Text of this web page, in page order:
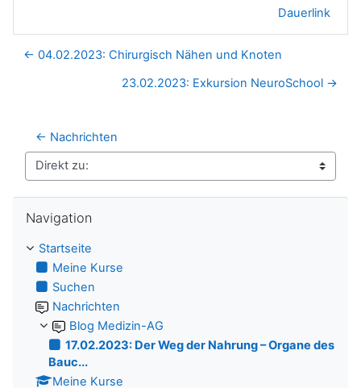
Dauerlink
← 04.02.2023: Chirurgisch Nähen und Knoten
23.02.2023: Exkursion NeuroSchool →
← Nachrichten
Direkt zu:
Navigation
Startseite
Meine Kurse
Suchen
Nachrichten
Blog Medizin-AG
17.02.2023: Der Weg der Nahrung – Organe des
Bauc...
Meine Kurse